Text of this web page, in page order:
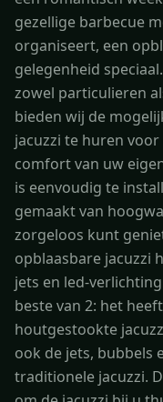
gezellige barbecue
organiseert, een
gelegenheid
zowel particulieren
bieden wij de
jacuzzi te huren
comfort van uw
is eenvoudig te
gemaakt van
zorgeloos kunt
opblaasbare jacuzzi
jets en led-
beste van 2: het
houtgestookte
ook de jets, bubbels
traditionele jacuzzi.